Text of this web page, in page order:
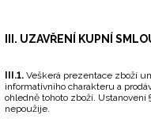
III. UZAVŘENÍ KUPNÍ
III.1. Veškerá prezentace zboží
informativního charakteru a
ohledně tohoto zboží. Ustanovení
nepoužije.